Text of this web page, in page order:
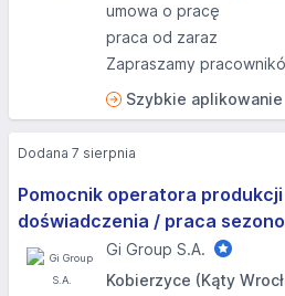
umowa o pracę
praca od zaraz
Zapraszamy
Szybkie aplikowanie
Pomocnik operatora
doświadczenia / praca
Gi Group S.A.
Kobierzyce (Kąty
Dodana 7 sierpnia